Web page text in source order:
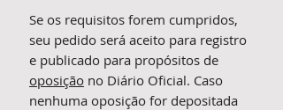
Se os requisitos forem cumpridos,
seu pedido será aceito para registro
e publicado para propósitos de
oposição no Diário Oficial. Caso
nenhuma oposição for depositada